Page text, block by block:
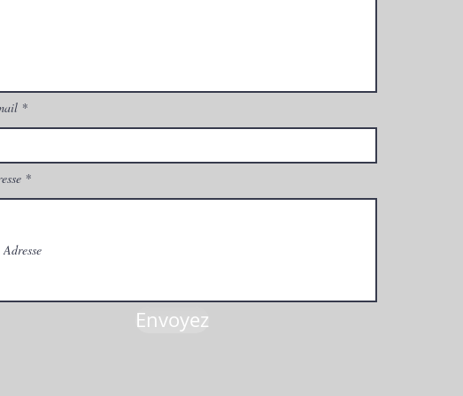
Envoyez